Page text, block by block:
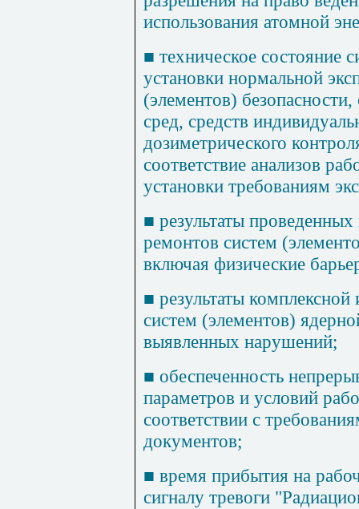
использования атомной
■ техническое состояние
установки нормальной
(элементов)
сред, средств
дозиметрического
соответствие анализов
установки требованиям
■ результаты
ремонтов систем
включая физические
■ результаты
систем (элементов)
выявленных нарушений;
■ обеспеченность
параметров и условий
соответствии с
документов;
■ время прибытия на
сигналу тревоги